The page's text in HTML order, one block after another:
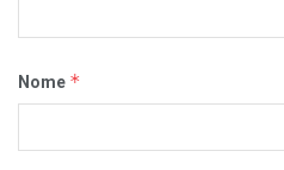
Nome *